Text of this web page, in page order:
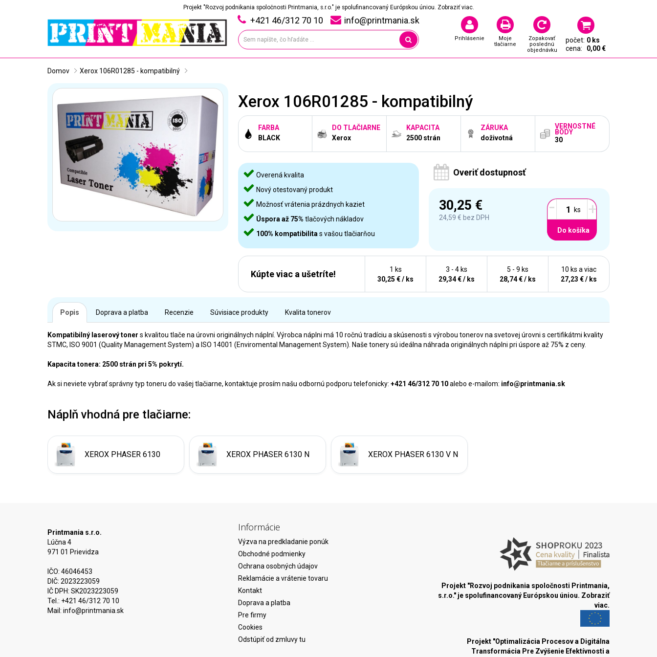
Projekt "Rozvoj podnikania spoločnosti Printmania, s.r.o." je spolufinancovaný Európskou úniou. Zobraziť viac.
+421 46/312 70 10 info@printmania.sk
Prihlásenie
Moje
tlačiarne
Zopakovať
poslednú
objednávku
počet: 0 ks
cena:
0,00 €
Domov Xerox 106R01285 - kompatibilný
Xerox 106R01285 - kompatibilný
FARBA
BLACK
DO TLAČIARNE
Xerox
KAPACITA
2500 strán
ZÁRUKA
doživotná
VERNOSTNÉ
BODY
30
Overená kvalita
Nový otestovaný produkt
Možnosť vrátenia prázdnych kaziet
Úspora až 75% tlačových nákladov
100% kompatibilita s vašou tlačiarňou
Overiť dostupnosť
30,25 €
24,59 € bez DPH - +
Do košíka
Kúpte viac a ušetríte!
10 ks a viac
27,23 € / ks
5 - 9 ks
28,74 € / ks
3 - 4 ks
29,34 € / ks
1 ks
30,25 € / ks
Popis Doprava a platba Recenzie Súvisiace produkty Kvalita tonerov
Kompatibilný laserový toner s kvalitou tlače na úrovni originálnych náplní. Výrobca náplni má 10 ročnú tradíciu a skúsenosti s výrobou tonerov na svetovej úrovni s certifikátmi kvality
STMC, ISO 9001 (Quality Management System) a ISO 14001 (Enviromental Management System). Naše tonery sú ideálna náhrada originálnych náplni pri úspore až 75% z ceny.
Kapacita tonera: 2500 strán pri 5% pokrytí.
Ak si neviete vybrať správny typ toneru do vašej tlačiarne, kontaktuje prosím našu odbornú podporu telefonicky: +421 46/312 70 10alebo e-mailom: info@printmania.sk
Náplň vhodná pre tlačiarne:
XEROX PHASER 6130 XEROX PHASER 6130 N XEROX PHASER 6130 V N
Printmania s.r.o.
Lúčna 4
971 01 Prievidza
IČO: 46046453
DIČ: 2023223059
IČ DPH: SK2023223059
Tel.: +421 46/312 70 10
Mail: info@printmania.sk
Informácie
Výzva na predkladanie ponúk
Obchodné podmienky
Ochrana osobných údajov
Reklamácie a vrátenie tovaru
Kontakt
Doprava a platba
Pre firmy
Cookies
Odstúpiť od zmluvy tu
Projekt "Rozvoj podnikania spoločnosti Printmania,
s.r.o." je spolufinancovaný Európskou úniou. Zobraziť
viac.
Projekt "Optimalizácia Procesov a Digitálna
Transformácia Pre Zvýšenie Efektívnosti a